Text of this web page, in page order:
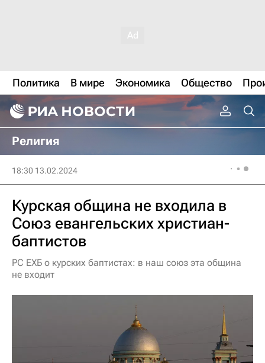
Политика В мире Экономика Общество
Религия
18:30 13.02.2024
Курская община не входила в
Союз евангельских христиан-
баптистов
РС ЕХБ о курских баптистах: в наш союз эта община
не входит